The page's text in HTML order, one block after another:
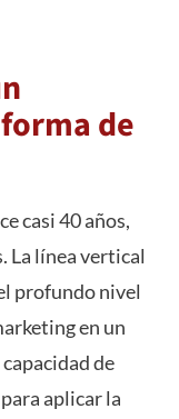
de
casi 40 años,
La línea vertical
profundo nivel
en un
de
aplicar la